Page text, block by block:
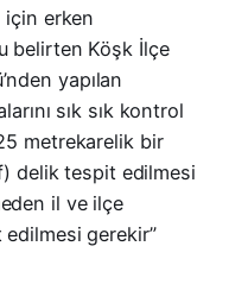
için erken
belirten Köşk İlçe
yapılan
sık sık kontrol
metrekarelik bir
delik tespit edilmesi
il ve ilçe
gerekir”